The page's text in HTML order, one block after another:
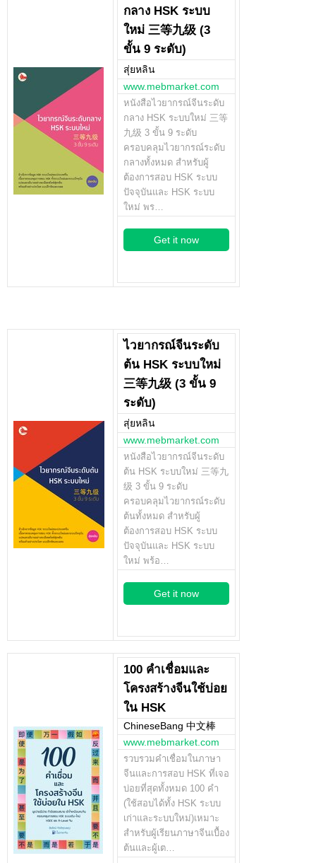
กลาง HSK ระบบ
ใหม่ 三等九级 (3
ขั้น 9 ระดับ)
สุ่ยหลิน
www.mebmarket.com
หนังสือไวยากรณ์จีนระดับ
กลาง HSK ระบบใหม่ 三等
九级 3 ขั้น 9 ระดับ
ครอบคลุมไวยากรณ์ระดับ
กลางทั้งหมด สำหรับผู้
ต้องการสอบ HSK ระบบ
ปัจจุบันและ HSK ระบบ
ใหม่ พร…
Get it now
ไวยากรณ์จีนระดับ
ต้น HSK ระบบใหม่
三等九级 (3 ขั้น 9
ระดับ)
สุ่ยหลิน
www.mebmarket.com
หนังสือไวยากรณ์จีนระดับ
ต้น HSK ระบบใหม่ 三等九
级 3 ขั้น 9 ระดับ
ครอบคลุมไวยากรณ์ระดับ
ต้นทั้งหมด สำหรับผู้
ต้องการสอบ HSK ระบบ
ปัจจุบันและ HSK ระบบ
ใหม่ พร้อ…
Get it now
100 คำเชื่อมและ
โครงสร้างจีนใช้บ่อย
ใน HSK
ChineseBang 中文棒
www.mebmarket.com
รวบรวมคำเชื่อมในภาษา
จีนและการสอบ HSK ที่เจอ
บ่อยที่สุดทั้งหมด 100 คำ
(ใช้สอบได้ทั้ง HSK ระบบ
เก่าและระบบใหม่)เหมาะ
สำหรับผู้เรียนภาษาจีนเบื้อง
ต้นและผู้เต…